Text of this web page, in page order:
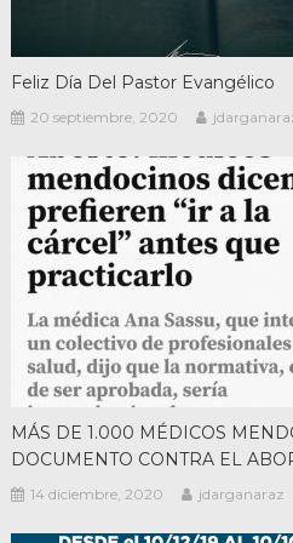
Feliz Día Del Pastor Evangélico
20 septiembre, 2020
MÁS DE 1.000 MÉDICOS
DOCUMENTO CONTRA EL
14 diciembre, 2020 jdarganaraz